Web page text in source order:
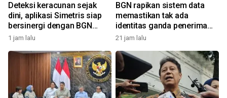
Deteksi keracunan sejak
dini, aplikasi Simetris siap
bersinergi dengan BGN
pantau alur MBG dari hulu ke
1 jam lalu
BGN rapikan sistem data
memastikan tak ada
identitas ganda penerima
MBG
21 jam lalu